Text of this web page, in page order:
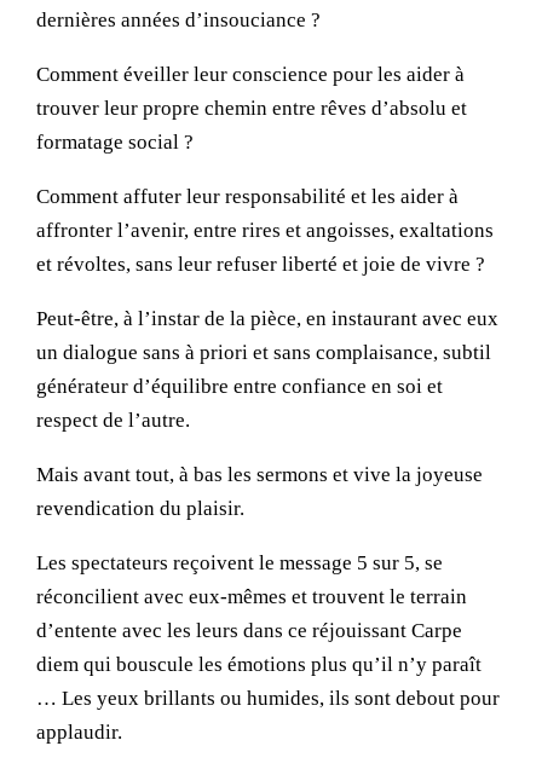
dernières années d’insouciance ?
Comment éveiller leur conscience pour les aider à
trouver leur propre chemin entre rêves d’absolu et
formatage social ?
Comment affuter leur responsabilité et les aider à
affronter l’avenir, entre rires et angoisses, exaltations
et révoltes, sans leur refuser liberté et joie de vivre ?
Peut-être, à l’instar de la pièce, en instaurant avec eux
un dialogue sans à priori et sans complaisance, subtil
générateur d’équilibre entre confiance en soi et
respect de l’autre.
Mais avant tout, à bas les sermons et vive la joyeuse
revendication du plaisir.
Les spectateurs reçoivent le message 5 sur 5, se
réconcilient avec eux-mêmes et trouvent le terrain
d’entente avec les leurs dans ce réjouissant Carpe
diem qui bouscule les émotions plus qu’il n’y paraît
… Les yeux brillants ou humides, ils sont debout pour
applaudir.